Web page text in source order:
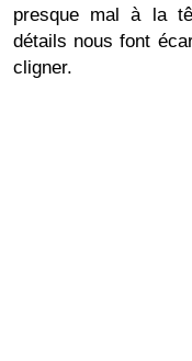
presque mal à la
détails nous font
cligner.